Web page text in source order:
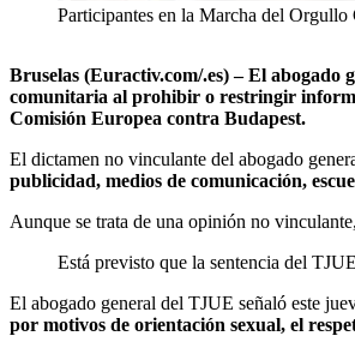
Participantes en la Marcha del
Bruselas (Euractiv.com/.es) – El
comunitaria al prohibir o restringir
Comisión Europea contra Budapest.
El dictamen no vinculante del abogado
publicidad, medios de comunicación,
Aunque se trata de una opinión no
Está previsto que la sentencia del
El abogado general del TJUE señaló este
por motivos de orientación sexual, el